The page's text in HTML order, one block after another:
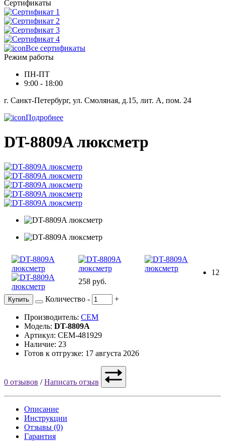
Сертификаты
Все сертификаты
Режим работы
ПН-ПТ
9:00 - 18:00
г. Санкт-Петербург, ул. Смоляная, д.15, лит. А, пом. 24
Подробнее
DT-8809A люксметр
12
258 руб.
Купить Количество - +
Производитель: CEM
Модель: DT-8809A
Артикул: CEM-481929
Наличие: 23
Готов к отгрузке: 17 августа 2026
0 отзывов /Написать отзыв
Описание
Инструкции
Отзывы (0)
Гарантия